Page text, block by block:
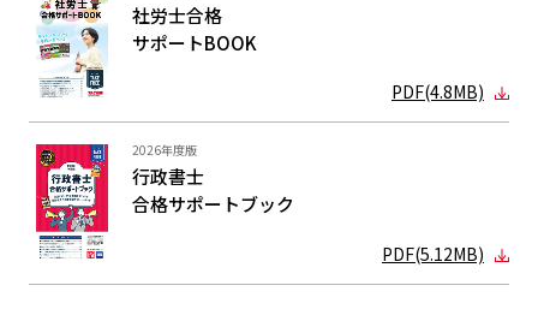
社労士合格
サポートBOOK
PDF(4.8MB)
2026年度版
行政書士
合格サポートブック
PDF(5.12MB)